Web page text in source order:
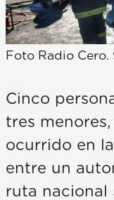
Foto Radio Cero.
Cinco
tres
ocurrido en
entre un
ruta nacional